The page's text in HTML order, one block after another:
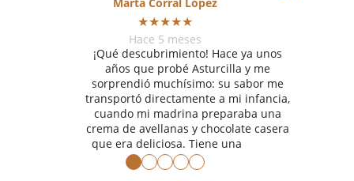
★★★★★
Hace 5 meses
¡Qué descubrimiento! Hace ya unos
años que probé Asturcilla y me
sorprendió muchísimo: su sabor me
transportó directamente a mi infancia,
cuando mi madrina preparaba una
crema de avellanas y chocolate casera
que era deliciosa. Tiene una
●●●●●